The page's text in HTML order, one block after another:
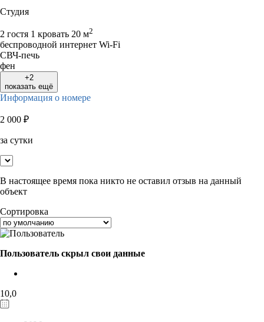
Студия
2 гостя 1 кровать 20 м2
беспроводной интернет Wi-Fi
СВЧ-печь
фен
+2
показать ещё
Информация о номере
2 000 ₽
за сутки
В настоящее время пока никто не оставил отзыв на данный
объект
Сортировка
Пользователь скрыл свои данные
10,0